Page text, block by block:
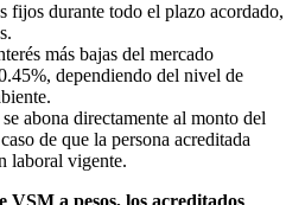
fijos durante todo el plazo acordado,
más bajas del mercado
dependiendo del nivel de
abona directamente al monto del
de que la persona acreditada
laboral vigente.